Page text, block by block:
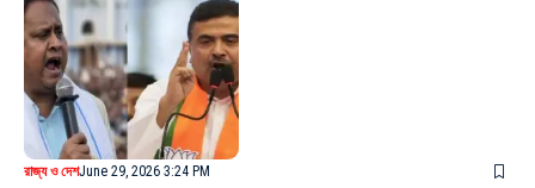
রাজ্য ও দেশJune 29, 2026 3:24 PM